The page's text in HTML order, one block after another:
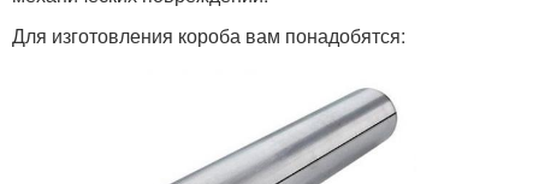
Для изготовления короба вам понадобятся: